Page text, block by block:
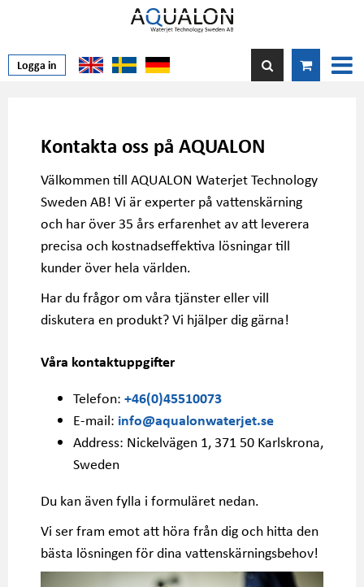
Logga in
Kontakta oss på AQUALON
Välkommen till AQUALON Waterjet Technology
Sweden AB! Vi är experter på vattenskärning
och har över 35 års erfarenhet av att leverera
precisa och kostnadseffektiva lösningar till
kunder över hela världen.
Har du frågor om våra tjänster eller vill
diskutera en produkt? Vi hjälper dig gärna!
Våra kontaktuppgifter
Telefon: +46(0)45510073
E-mail: info@aqualonwaterjet.se
Address: Nickelvägen 1, 371 50 Karlskrona,
Sweden
Du kan även fylla i formuläret nedan.
Vi ser fram emot att höra från dig och hitta den
bästa lösningen för dina vattenskärningsbehov!